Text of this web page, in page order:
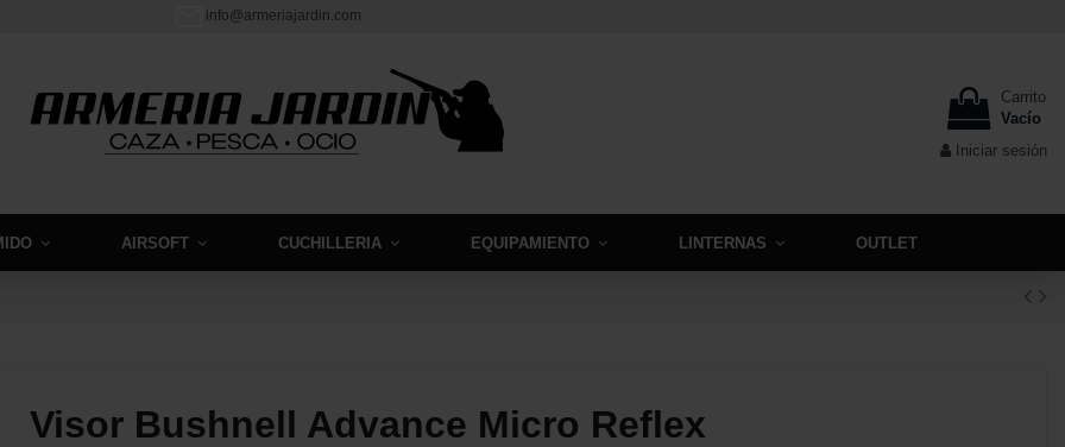
info@armeriajardin.com
Carrito
Vacío
Iniciar sesión
AIRSOFT CUCHILLERIA EQUIPAMIENTO LINTERNAS OUTLET
Visor Bushnell Advance Micro Reflex